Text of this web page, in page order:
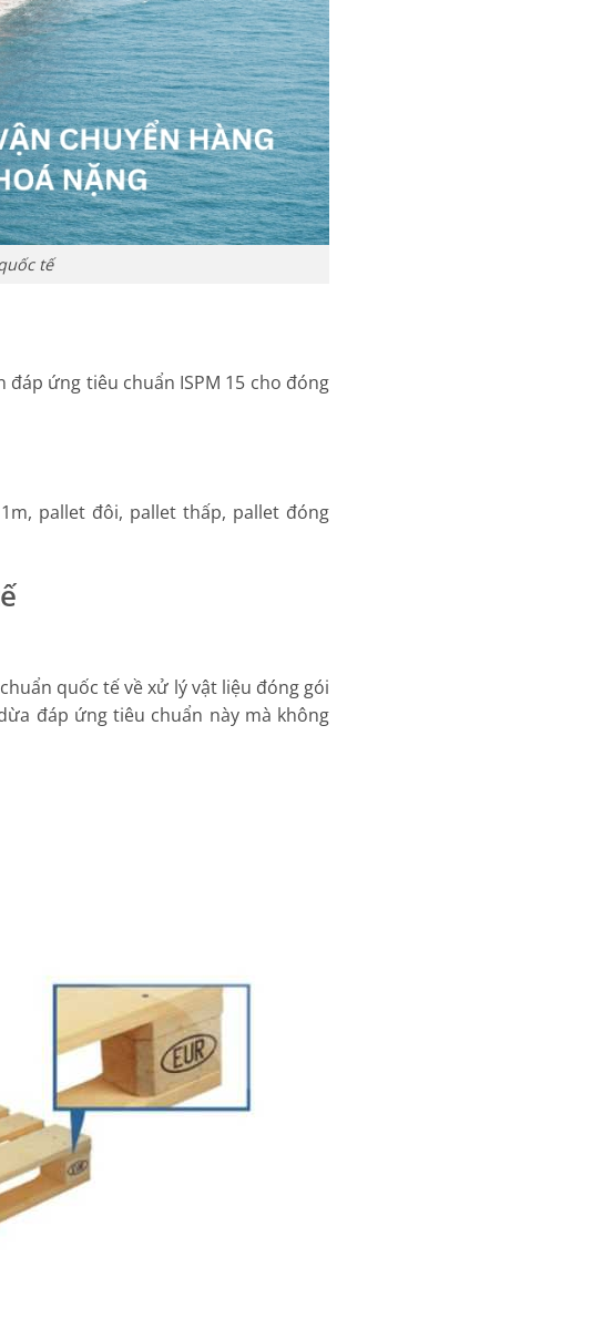
tế
đáp ứng tiêu chuẩn ISPM 15 cho đóng
pallet đôi, pallet thấp, pallet đóng
quốc tế về xử lý vật liệu đóng gói
đáp ứng tiêu chuẩn này mà không